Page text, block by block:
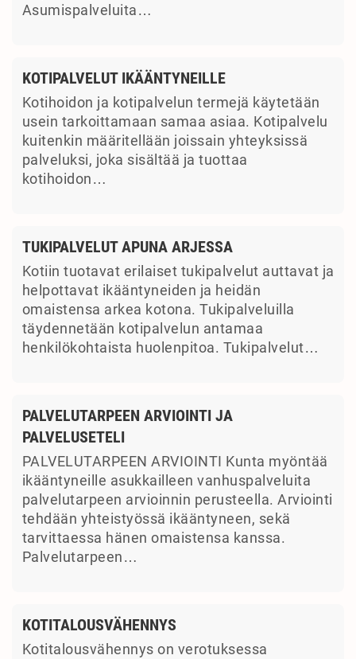
Asumispalveluita…
KOTIPALVELUT IKÄÄNTYNEILLE
Kotihoidon ja kotipalvelun termejä käytetään
usein tarkoittamaan samaa asiaa. Kotipalvelu
kuitenkin määritellään joissain yhteyksissä
palveluksi, joka sisältää ja tuottaa
kotihoidon…
TUKIPALVELUT APUNA ARJESSA
Kotiin tuotavat erilaiset tukipalvelut auttavat ja
helpottavat ikääntyneiden ja heidän
omaistensa arkea kotona. Tukipalveluilla
täydennetään kotipalvelun antamaa
henkilökohtaista huolenpitoa. Tukipalvelut…
PALVELUTARPEEN ARVIOINTI JA
PALVELUSETELI
PALVELUTARPEEN ARVIOINTI Kunta myöntää
ikääntyneille asukkailleen vanhuspalveluita
palvelutarpeen arvioinnin perusteella. Arviointi
tehdään yhteistyössä ikääntyneen, sekä
tarvittaessa hänen omaistensa kanssa.
Palvelutarpeen…
KOTITALOUSVÄHENNYS
Kotitalousvähennys on verotuksessa